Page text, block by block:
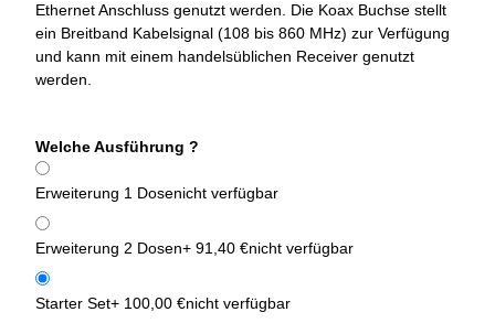
Ethernet Anschluss genutzt werden. Die Koax Buchse stellt
ein Breitband Kabelsignal (108 bis 860 MHz) zur Verfügung
und kann mit einem handelsüblichen Receiver genutzt
werden.
Welche Ausführung ?
Erweiterung 1 Dosenicht verfügbar
Erweiterung 2 Dosen+ 91,40 €nicht verfügbar
Starter Set+ 100,00 €nicht verfügbar